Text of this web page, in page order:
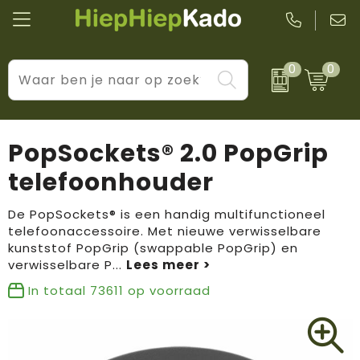
0 0
Kantoor & schrijfwaren
Wellness & verzorging
Tassen & reizen
Huis, tuin & keuken
Sport & vrije tijd
Levensstijl
Prijs & impact
BIC
Boska
Brandflavours
Camelbak
PopSockets® 2.0 PopGrip
telefoonhouder
De PopSockets® is een handig multifunctioneel
telefoonaccessoire. Met nieuwe verwisselbare
kunststof PopGrip (swappable PopGrip) en
verwisselbare P...
In totaal 73611 op voorraad